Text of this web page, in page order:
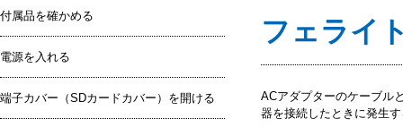
付属品を確かめる
電源を入れる
端子カバー（SDカードカバー）を開ける
フェライ
ACアダプターのケーブル
器を接続したときに発生